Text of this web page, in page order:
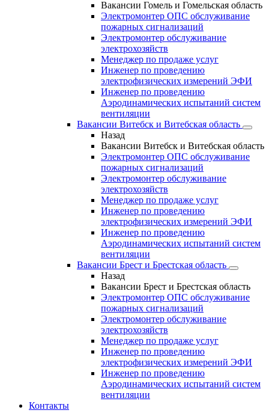
Вакансии Гомель и Гомельская область
Электромонтер ОПС обслуживание
пожарных сигнализаций
Электромонтер обслуживание
электрохозяйств
Менеджер по продаже услуг
Инженер по проведению
электрофизических измерений ЭФИ
Инженер по проведению
Аэродинамических испытаний систем
вентиляции
Вакансии Витебск и Витебская область
Назад
Вакансии Витебск и Витебская область
Электромонтер ОПС обслуживание
пожарных сигнализаций
Электромонтер обслуживание
электрохозяйств
Менеджер по продаже услуг
Инженер по проведению
электрофизических измерений ЭФИ
Инженер по проведению
Аэродинамических испытаний систем
вентиляции
Вакансии Брест и Брестская область
Назад
Вакансии Брест и Брестская область
Электромонтер ОПС обслуживание
пожарных сигнализаций
Электромонтер обслуживание
электрохозяйств
Менеджер по продаже услуг
Инженер по проведению
электрофизических измерений ЭФИ
Инженер по проведению
Аэродинамических испытаний систем
вентиляции
Контакты